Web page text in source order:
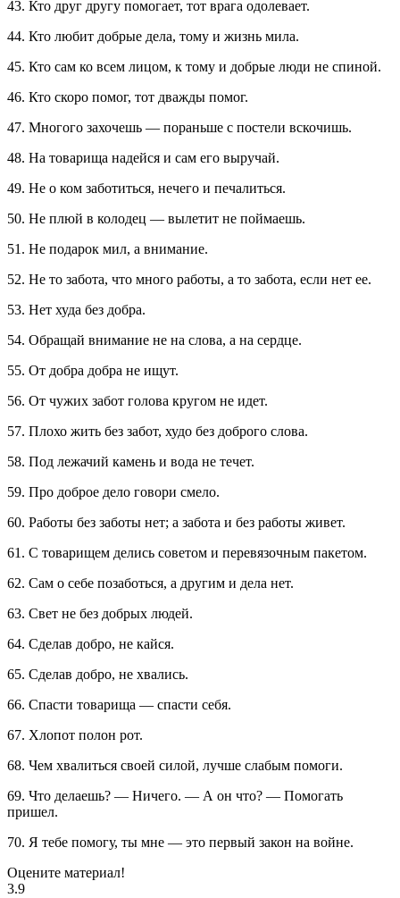
43. Кто друг другу помогает, тот врага одолевает.
44. Кто любит добрые дела, тому и жизнь мила.
45. Кто сам ко всем лицом, к тому и добрые люди не спиной.
46. Кто скоро помог, тот дважды помог.
47. Многого захочешь — пораньше с постели вскочишь.
48. На товарища надейся и сам его выручай.
49. Не о ком заботиться, нечего и печалиться.
50. Не плюй в колодец — вылетит не поймаешь.
51. Не подарок мил, а внимание.
52. Не то забота, что много работы, а то забота, если нет ее.
53. Нет худа без добра.
54. Обращай внимание не на слова, а на сердце.
55. От добра добра не ищут.
56. От чужих забот голова кругом не идет.
57. Плохо жить без забот, худо без доброго слова.
58. Под лежачий камень и вода не течет.
59. Про доброе дело говори смело.
60. Работы без заботы нет; а забота и без работы живет.
61. С товарищем делись советом и перевязочным пакетом.
62. Сам о себе позаботься, а другим и дела нет.
63. Свет не без добрых людей.
64. Сделав добро, не кайся.
65. Сделав добро, не хвались.
66. Спасти товарища — спасти себя.
67. Хлопот полон рот.
68. Чем хвалиться своей силой, лучше слабым помоги.
69. Что делаешь? — Ничего. — А он что? — Помогать
пришел.
70. Я тебе помогу, ты мне — это первый закон на войне.
Оцените материал!
3.9